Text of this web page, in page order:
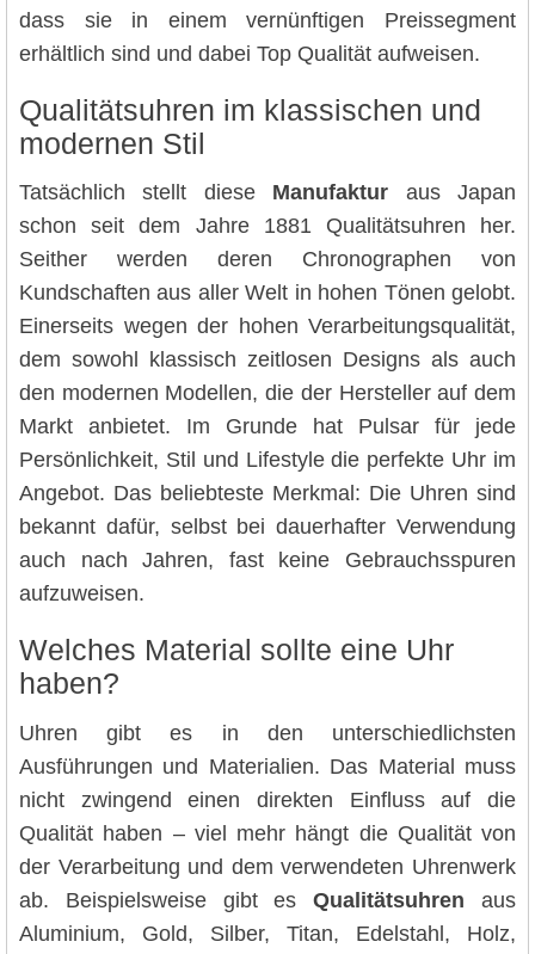
dass sie in einem vernünftigen Preissegment
erhältlich sind und dabei Top Qualität aufweisen.
Qualitätsuhren im klassischen und
modernen Stil
Tatsächlich stellt diese Manufaktur aus Japan
schon seit dem Jahre 1881 Qualitätsuhren her.
Seither werden deren Chronographen von
Kundschaften aus aller Welt in hohen Tönen gelobt.
Einerseits wegen der hohen Verarbeitungsqualität,
dem sowohl klassisch zeitlosen Designs als auch
den modernen Modellen, die der Hersteller auf dem
Markt anbietet. Im Grunde hat Pulsar für jede
Persönlichkeit, Stil und Lifestyle die perfekte Uhr im
Angebot. Das beliebteste Merkmal: Die Uhren sind
bekannt dafür, selbst bei dauerhafter Verwendung
auch nach Jahren, fast keine Gebrauchsspuren
aufzuweisen.
Welches Material sollte eine Uhr
haben?
Uhren gibt es in den unterschiedlichsten
Ausführungen und Materialien. Das Material muss
nicht zwingend einen direkten Einfluss auf die
Qualität haben – viel mehr hängt die Qualität von
der Verarbeitung und dem verwendeten Uhrenwerk
ab. Beispielsweise gibt esQualitätsuhren aus
Aluminium, Gold, Silber, Titan, Edelstahl, Holz,